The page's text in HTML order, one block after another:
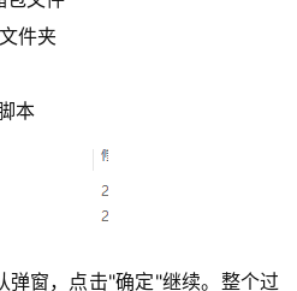
件夹
本
弹窗，点击"确定"继续。整个过